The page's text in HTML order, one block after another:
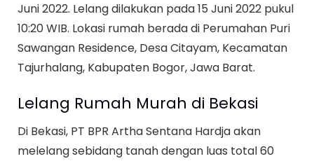
Juni 2022. Lelang dilakukan pada 15 Juni 2022 pukul
10:20 WIB. Lokasi rumah berada di Perumahan Puri
Sawangan Residence, Desa Citayam, Kecamatan
Tajurhalang, Kabupaten Bogor, Jawa Barat.
Lelang Rumah Murah di Bekasi
Di Bekasi, PT BPR Artha Sentana Hardja akan
melelang sebidang tanah dengan luas total 60